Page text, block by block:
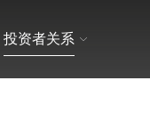
投资者关系